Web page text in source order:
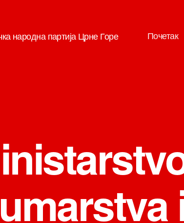
народна партија Црне Горе Почетак